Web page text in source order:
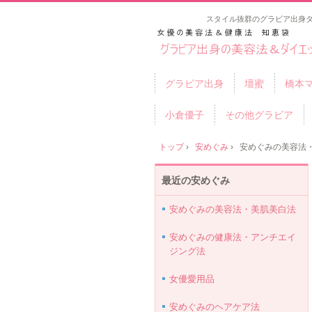
スタイル抜群のグラビア出
グラビア出身 壇蜜 橋本
小倉優子 その他グラビア
トップ› 安めぐみ › 安めぐみの美容法
最近の安めぐみ
安めぐみの美容法・美肌美白法
安めぐみの健康法・アンチエイ
ジング法
女優愛用品
安めぐみのヘアケア法